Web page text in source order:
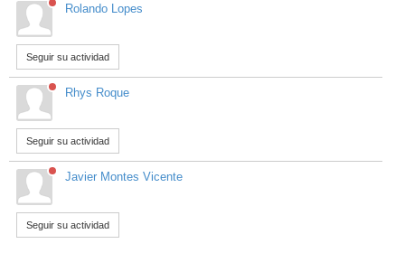
Rolando Lopes
Seguir su actividad
Rhys Roque
Seguir su actividad
Javier Montes Vicente
Seguir su actividad